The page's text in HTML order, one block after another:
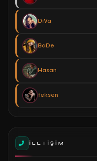
DiVa
BaDe
Hasan
teksen
İLETIŞIM